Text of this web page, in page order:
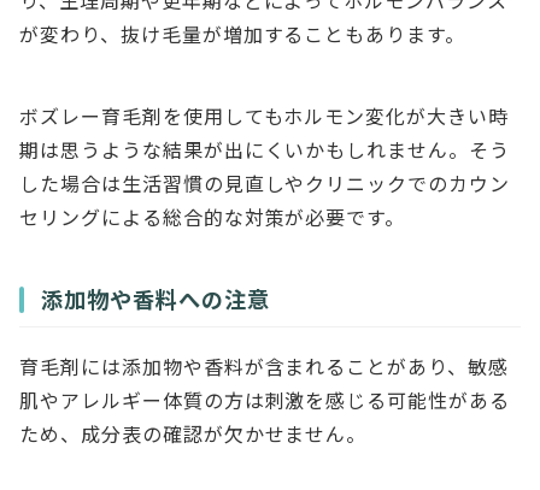
が変わり、抜け毛量が増加することもあります。
ボズレー育毛剤を使用してもホルモン変化が大きい時
期は思うような結果が出にくいかもしれません。そう
した場合は生活習慣の見直しやクリニックでのカウン
セリングによる総合的な対策が必要です。
添加物や香料への注意
育毛剤には添加物や香料が含まれることがあり、敏感
肌やアレルギー体質の方は刺激を感じる可能性がある
ため、成分表の確認が欠かせません。